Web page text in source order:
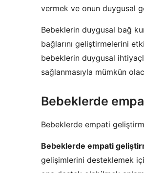
vermek ve onun duygusal
Bebeklerin duygusal bağ
bağlarını geliştirmelerini
bebeklerin duygusal
sağlanmasıyla mümkün
Bebeklerde
Bebeklerde empati
Bebeklerde empati
gelişimlerini desteklemek